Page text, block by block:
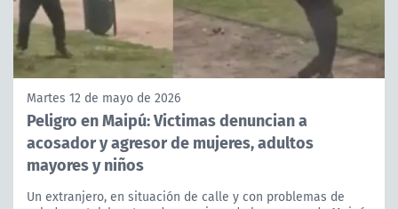
Martes 12 de mayo de 2026
Peligro en Maipú: Victimas denuncian a
acosador y agresor de mujeres, adultos
mayores y niños
Un extranjero, en situación de calle y con problemas de